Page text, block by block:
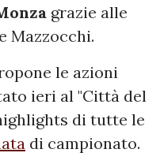
grazie alle
Mazzocchi.
le azioni
ieri al "Città del
di tutte le
di campionato.